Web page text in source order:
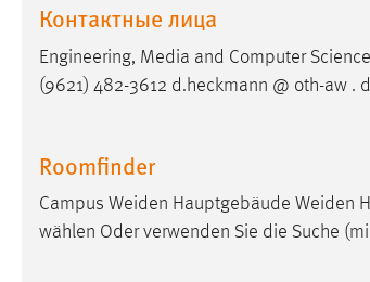
Контактные лица
Engineering, Media and Computer
(9621) 482-3612 d.heckmann @ oth-aw .
Roomfinder
Campus Weiden Hauptgebäude Weiden
wählen Oder verwenden Sie die Suche